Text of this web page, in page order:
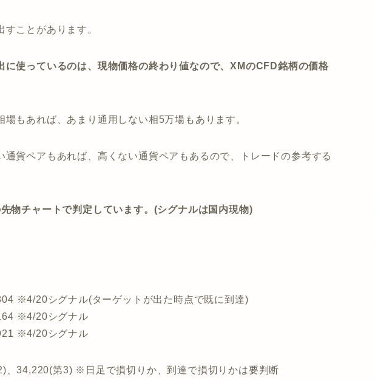
ことがあります。
に使っているのは、現物価格の終わり値なので、XMのCFD銘柄の価格
場もあれば、あまり通用しない相5万場もあります。
通貨ペアもあれば、高くない通貨ペアもあるので、トレードの参考する
物チャートで判定しています。(シグナルは国内現物)
※4/20シグナル(ターゲットが出た時点で既に到達)
※4/20シグナル
※4/20シグナル
、34,220(第3) ※日足で損切りか、到達で損切りかは要判断